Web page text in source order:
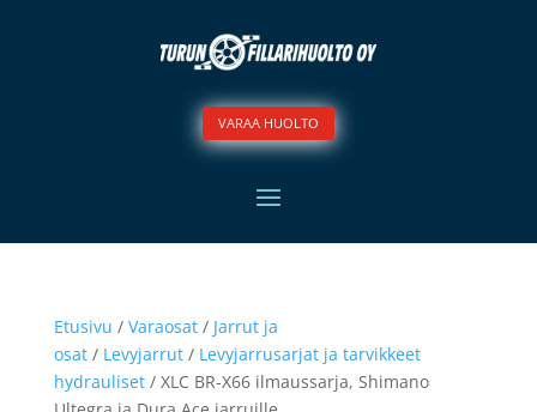
VARAA HUOLTO
Etusivu / Varaosat/ Jarrut ja
osat/ Levyjarrut/ Levyjarrusarjat ja tarvikkeet
hydrauliset/ XLC BR-X66 ilmaussarja, Shimano